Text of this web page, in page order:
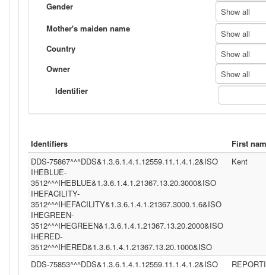
Gender
Show all
Mother's maiden name
Show all
Country
Show all
Owner
Show all
Identifier
Identifiers
First
DDS-75867^^^DDS&1.3.6.1.4.1.12559.11.1.4.1.2&ISO
IHEBLUE-
3512^^^IHEBLUE&1.3.6.1.4.1.21367.13.20.3000&ISO
IHEFACILITY-
3512^^^IHEFACILITY&1.3.6.1.4.1.21367.3000.1.6&ISO
IHEGREEN-
3512^^^IHEGREEN&1.3.6.1.4.1.21367.13.20.2000&ISO
IHERED-
3512^^^IHERED&1.3.6.1.4.1.21367.13.20.1000&ISO
Kent
DDS-75853^^^DDS&1.3.6.1.4.1.12559.11.1.4.1.2&ISO